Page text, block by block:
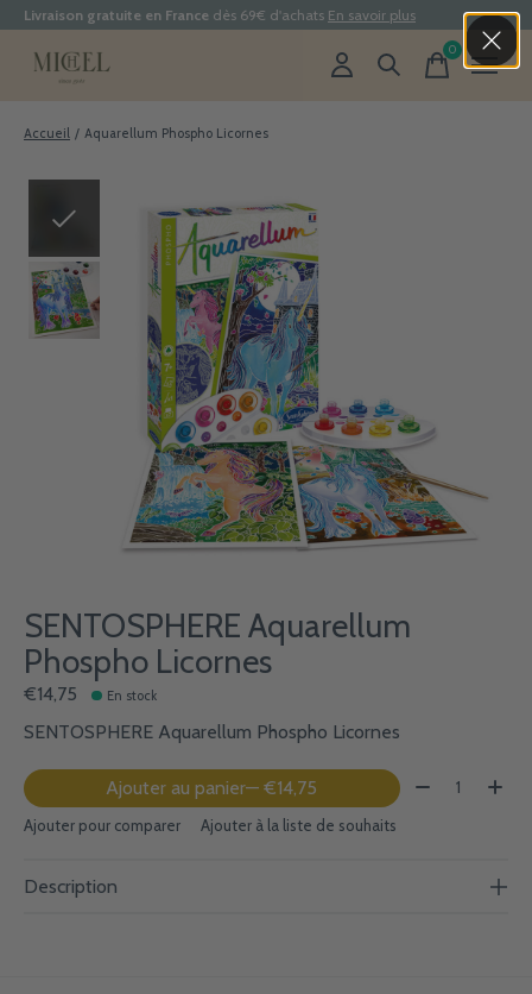
Livraison gratuite en France dès 69€ d'achats En savoir plus
0items
Accueil / Aquarellum Phospho Licornes
SENTOSPHERE Aquarellum
Phospho Licornes
€14,75 En stock
SENTOSPHERE Aquarellum Phospho Licornes
Ajouter au panier — €14,75 Quantité:
Ajouter pour comparer Ajouter à la liste de souhaits
Description